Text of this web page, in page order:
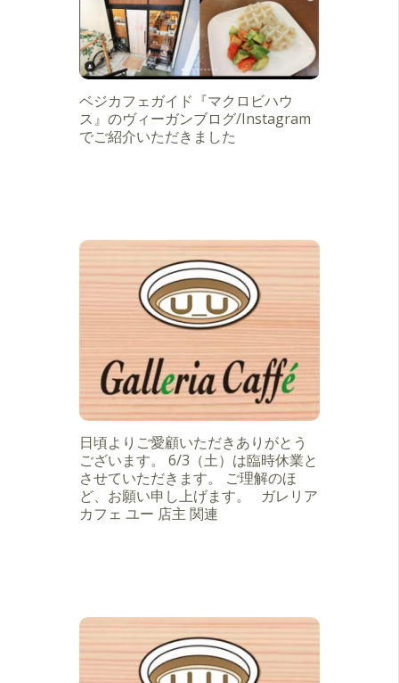
ベジカフェガイド『マクロビハウ
ス』のヴィーガンブログ/Instagram
でご紹介いただきました
日頃よりご愛顧いただきありがとう
ございます。 6/3（土）は臨時休業と
させていただきます。 ご理解のほ
ど、お願い申し上げます。 ガレリア
カフェ ユー 店主 関連